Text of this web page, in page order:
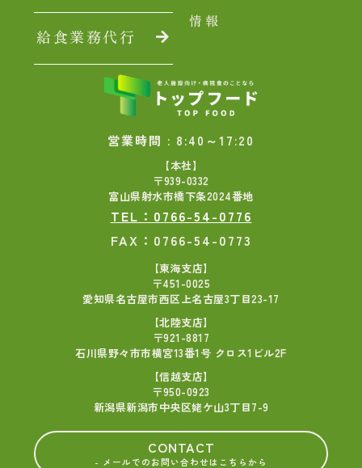
給食業務代行
情報
営業時間 : 8:40～17:20
【本社】
〒939-0332
富山県射水市橋下条2024番地
TEL：0766-54-0776
FAX：0766-54-0773
【東海支店】
〒451-0025
愛知県名古屋市西区上名古屋3丁目23-17
【北陸支店】
〒921-8817
石川県野々市市横宮13番1号 クロス1ビル2F
【信越支店】
〒950-0923
新潟県新潟市中央区姥ケ山3丁目7-9
CONTACT
- メールでのお問い合わせはこちらから